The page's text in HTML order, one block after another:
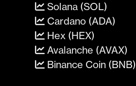
Solana (SOL)
Cardano (ADA)
Hex (HEX)
Avalanche (AVAX)
Binance Coin (BNB)